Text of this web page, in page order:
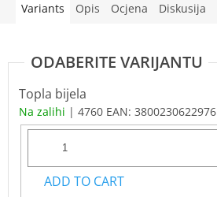
Variants Opis Ocjena Diskusija
Topla bijela
Na zalihi | 4760 EAN: 3800230622976
ADD TO CART